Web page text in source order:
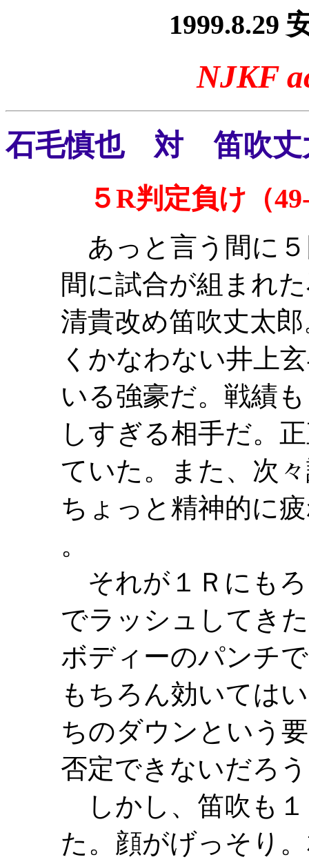
1999.8.29
NJKF
石毛慎也 対 笛吹丈
５R判定負け（
あっと言う間に
間に試合が組まれ
清貴改め笛吹丈太
くかなわない井上
いる強豪だ。戦績
しすぎる相手だ。
ていた。また、次
ちょっと精神的に
。
それが１Ｒにも
でラッシュしてき
ボディーのパンチ
もちろん効いては
ちのダウンという
否定できないだろ
しかし、笛吹も
た。顔がげっそり